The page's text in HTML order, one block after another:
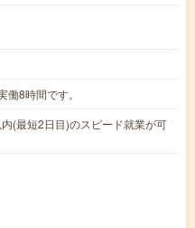
8時間です。
(最短2日目)のスピード就業が可